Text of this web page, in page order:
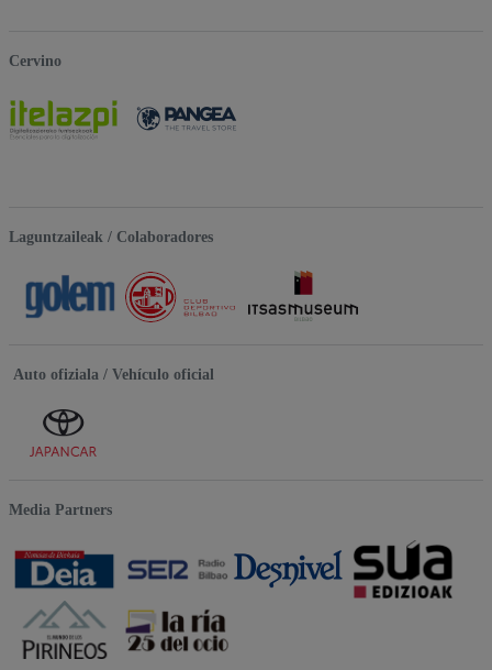
Cervino
Laguntzaileak / Colaboradores
Auto ofiziala / Vehículo oficial
Media Partners